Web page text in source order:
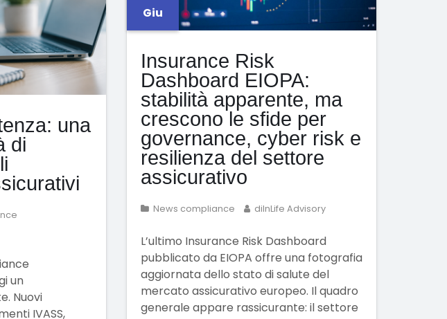
una
di
un
Nuovi
IVASS,
Giu
Insurance Risk
Dashboard EIOPA:
stabilità apparente, ma
crescono le sfide per
governance, cyber risk e
resilienza del settore
assicurativo
News compliance diInLife Advisory
L’ultimo Insurance Risk Dashboard
pubblicato da EIOPA offre una fotografia
aggiornata dello stato di salute del
mercato assicurativo europeo. Il quadro
generale appare rassicurante: il settore